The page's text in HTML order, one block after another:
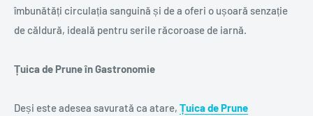
îmbunătăți circulația sanguină și de a oferi o ușoară senzație
de căldură, ideală pentru serile răcoroase de iarnă.
Țuica de Prune în Gastronomie
Deși este adesea savurată ca atare, Țuica de Prune